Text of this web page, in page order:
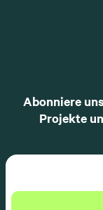
Abonniere
Projekte